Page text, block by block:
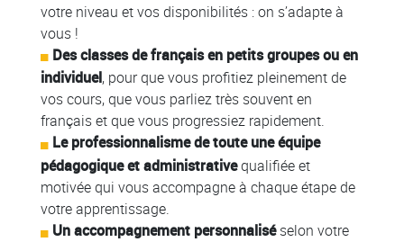
votre niveau et vos disponibilités : on s’adapte à
vous !
Des classes de français en petits groupes ou en
individuel, pour que vous profitiez pleinement de
vos cours, que vous parliez très souvent en
français et que vous progressiez rapidement.
Le professionnalisme de toute une équipe
pédagogique et administrativequalifiée et
motivée qui vous accompagne à chaque étape de
votre apprentissage.
Un accompagnement personnaliséselon votre